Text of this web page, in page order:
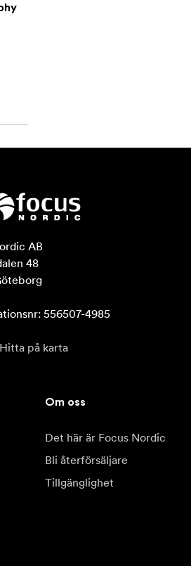
AB
48
556507-4985
Hitta på karta
Om oss
Det här är Focus Nordic
Bli återförsäljare
Tillgänglighet